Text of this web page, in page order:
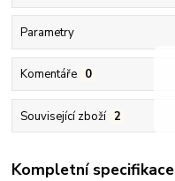
Parametry
Komentáře 0
Související zboží 2
Kompletní specifikace